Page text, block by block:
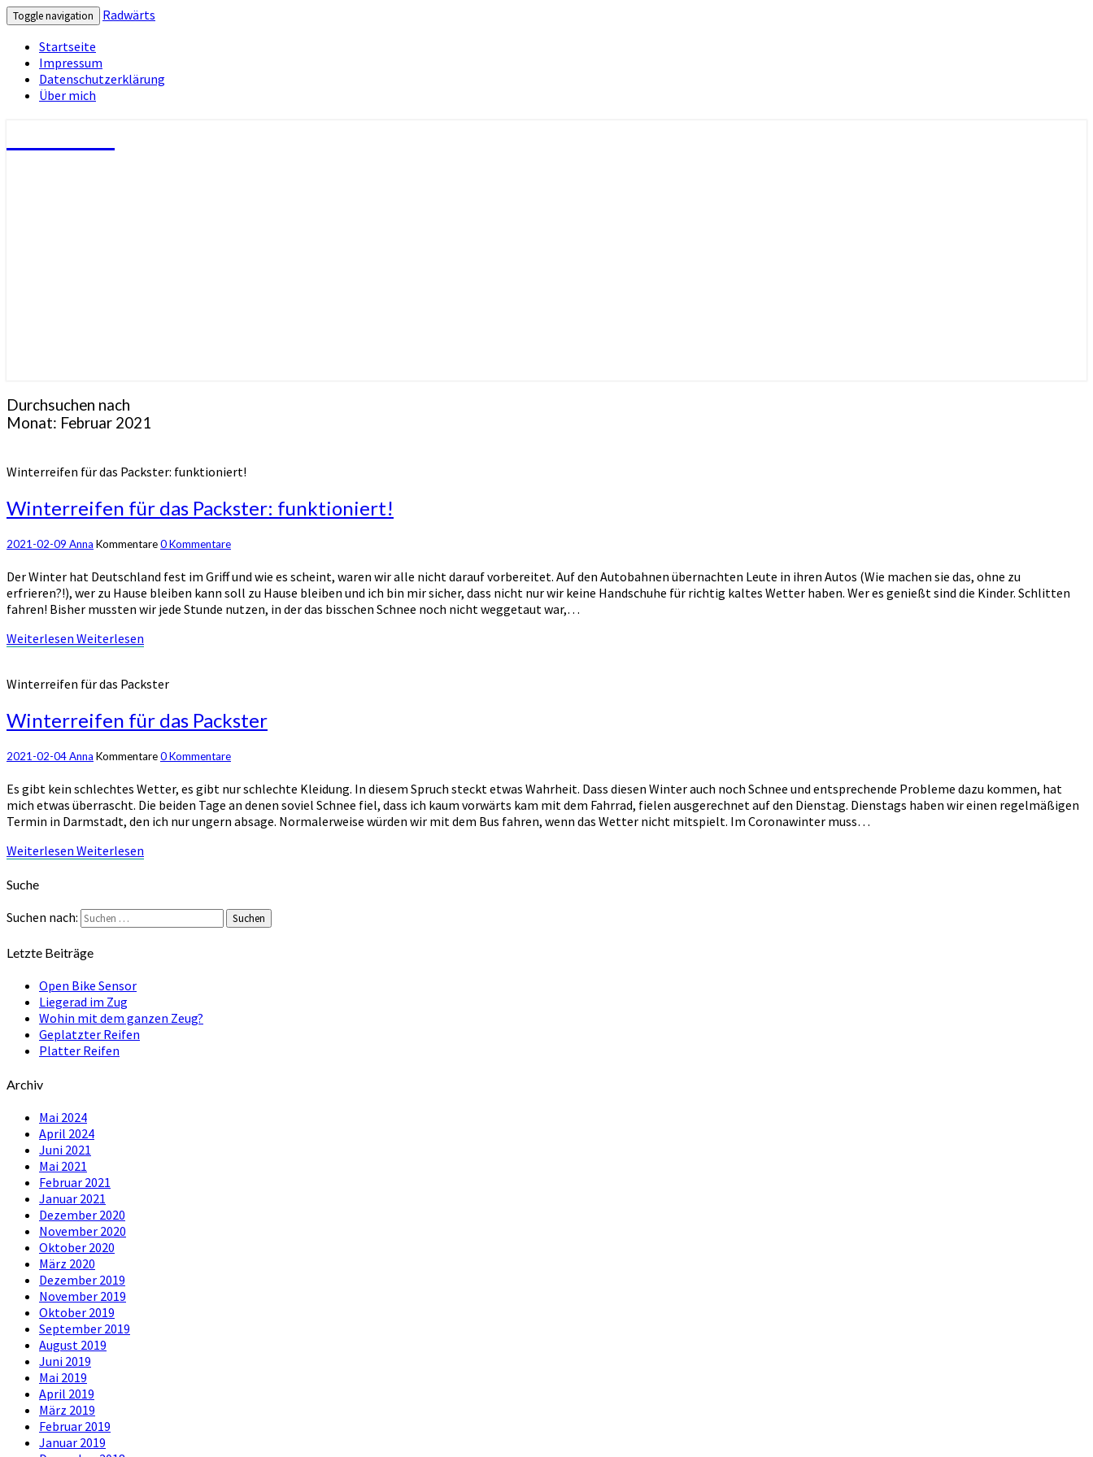
Toggle navigation
Radwärts
Startseite
Impressum
Datenschutzerklärung
Über mich
Durchsuchen nach
Monat: Februar 2021
Winterreifen für das Packster: funktioniert!
Winterreifen für das Packster: funktioniert!
2021-02-09 Anna Kommentare0 Kommentare
Der Winter hat Deutschland fest im Griff und wie es scheint, waren wir alle nicht darauf vorbereitet. Auf den Autobahnen übernachten Leute in ihren Autos (Wie machen sie das, ohne zu
erfrieren?!), wer zu Hause bleiben kann soll zu Hause bleiben und ich bin mir sicher, dass nicht nur wir keine Handschuhe für richtig kaltes Wetter haben. Wer es genießt sind die Kinder. Schlitten
fahren! Bisher mussten wir jede Stunde nutzen, in der das bisschen Schnee noch nicht weggetaut war,…
Weiterlesen Weiterlesen
Winterreifen für das Packster
Winterreifen für das Packster
2021-02-04Anna Kommentare0 Kommentare
Es gibt kein schlechtes Wetter, es gibt nur schlechte Kleidung. In diesem Spruch steckt etwas Wahrheit. Dass diesen Winter auch noch Schnee und entsprechende Probleme dazu kommen, hat
mich etwas überrascht. Die beiden Tage an denen soviel Schnee fiel, dass ich kaum vorwärts kam mit dem Fahrrad, fielen ausgerechnet auf den Dienstag. Dienstags haben wir einen regelmäßigen
Termin in Darmstadt, den ich nur ungern absage. Normalerweise würden wir mit dem Bus fahren, wenn das Wetter nicht mitspielt. Im Coronawinter muss…
Weiterlesen Weiterlesen
Suche
Suchen nach: Suchen
Letzte Beiträge
Open Bike Sensor
Liegerad im Zug
Wohin mit dem ganzen Zeug?
Geplatzter Reifen
Platter Reifen
Archiv
Mai 2024
April 2024
Juni 2021
Mai 2021
Februar 2021
Januar 2021
Dezember 2020
November 2020
Oktober 2020
März 2020
Dezember 2019
November 2019
Oktober 2019
September 2019
August 2019
Juni 2019
Mai 2019
April 2019
März 2019
Februar 2019
Januar 2019